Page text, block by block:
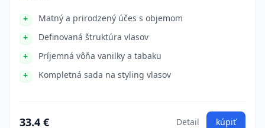
Matný a prirodzený účes s objemom
Definovaná štruktúra vlasov
Príjemná vôňa vanilky a tabaku
Kompletná sada na styling vlasov
33.4 € Detail kúpiť